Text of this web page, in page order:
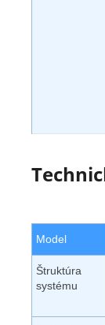
Model
Štruktúra
systému